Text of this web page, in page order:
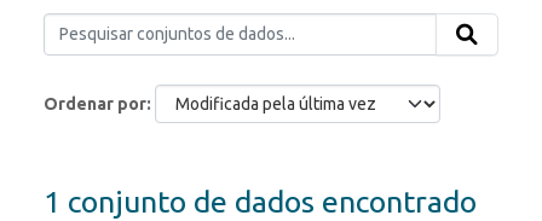
Ordenar por
1 conjunto de dados encontrado